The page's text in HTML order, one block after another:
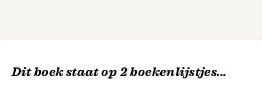
Dit boek staat op 2 boekenlijstjes...